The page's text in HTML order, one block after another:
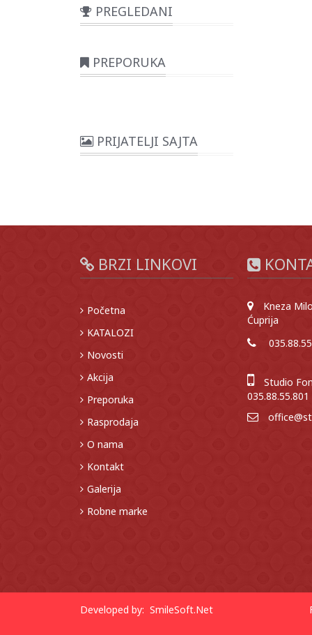
PREGLEDANI
PREPORUKA
PRIJATELJI SAJTA
BRZI LINKOVI
Početna
KATALOZI
Novosti
Akcija
Preporuka
Rasprodaja
O nama
Kontakt
Galerija
Robne marke
Kneza
Ćuprija
Studio
035.88.55.801
Developed by: SmileSoft.Net